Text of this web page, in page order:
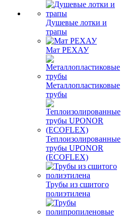
Душевые лотки и
трапы
Мат РЕХАУ
Металлопластиковые
трубы
Теплоизолированные
трубы UPONOR
(ECOFLEX)
Трубы из сшитого
полиэтилена